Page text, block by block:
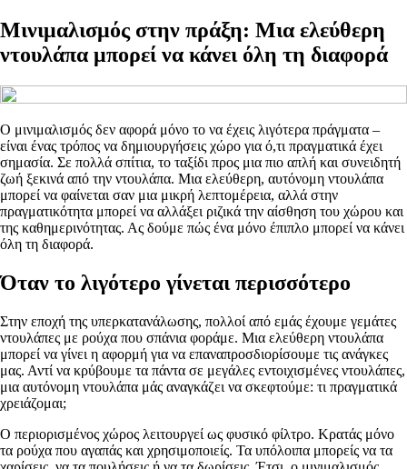
Μινιμαλισμός στην πράξη: Μια ελεύθερη
ντουλάπα μπορεί να κάνει όλη τη διαφορά
Ο μινιμαλισμός δεν αφορά μόνο το να έχεις λιγότερα πράγματα –
είναι ένας τρόπος να δημιουργήσεις χώρο για ό,τι πραγματικά έχει
σημασία. Σε πολλά σπίτια, το ταξίδι προς μια πιο απλή και συνειδητή
ζωή ξεκινά από την ντουλάπα. Μια ελεύθερη, αυτόνομη ντουλάπα
μπορεί να φαίνεται σαν μια μικρή λεπτομέρεια, αλλά στην
πραγματικότητα μπορεί να αλλάξει ριζικά την αίσθηση του χώρου και
της καθημερινότητας. Ας δούμε πώς ένα μόνο έπιπλο μπορεί να κάνει
όλη τη διαφορά.
Όταν το λιγότερο γίνεται περισσότερο
Στην εποχή της υπερκατανάλωσης, πολλοί από εμάς έχουμε γεμάτες
ντουλάπες με ρούχα που σπάνια φοράμε. Μια ελεύθερη ντουλάπα
μπορεί να γίνει η αφορμή για να επαναπροσδιορίσουμε τις ανάγκες
μας. Αντί να κρύβουμε τα πάντα σε μεγάλες εντοιχισμένες ντουλάπες,
μια αυτόνομη ντουλάπα μάς αναγκάζει να σκεφτούμε: τι πραγματικά
χρειάζομαι;
Ο περιορισμένος χώρος λειτουργεί ως φυσικό φίλτρο. Κρατάς μόνο
τα ρούχα που αγαπάς και χρησιμοποιείς. Τα υπόλοιπα μπορείς να τα